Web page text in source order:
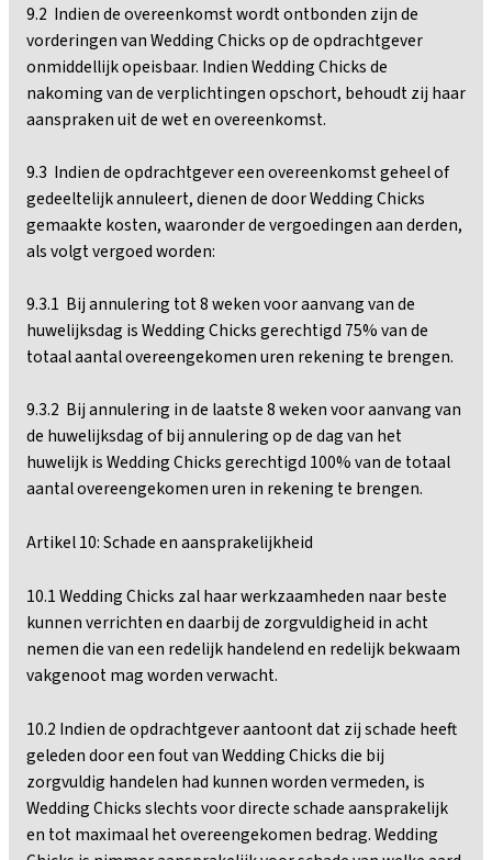
9.2 Indien de overeenkomst wordt ontbonden zijn de
vorderingen van Wedding Chicks op de opdrachtgever
onmiddellijk opeisbaar. Indien Wedding Chicks de
nakoming van de verplichtingen opschort, behoudt zij haar
aanspraken uit de wet en overeenkomst.
9.3 Indien de opdrachtgever een overeenkomst geheel of
gedeeltelijk annuleert, dienen de door Wedding Chicks
gemaakte kosten, waaronder de vergoedingen aan derden,
als volgt vergoed worden:
9.3.1 Bij annulering tot 8 weken voor aanvang van de
huwelijksdag is Wedding Chicks gerechtigd 75% van de
totaal aantal overeengekomen uren rekening te brengen.
9.3.2 Bij annulering in de laatste 8 weken voor aanvang van
de huwelijksdag of bij annulering op de dag van het
huwelijk is Wedding Chicks gerechtigd 100% van de totaal
aantal overeengekomen uren in rekening te brengen.
Artikel 10: Schade en aansprakelijkheid
10.1 Wedding Chicks zal haar werkzaamheden naar beste
kunnen verrichten en daarbij de zorgvuldigheid in acht
nemen die van een redelijk handelend en redelijk bekwaam
vakgenoot mag worden verwacht.
10.2 Indien de opdrachtgever aantoont dat zij schade heeft
geleden door een fout van Wedding Chicks die bij
zorgvuldig handelen had kunnen worden vermeden, is
Wedding Chicks slechts voor directe schade aansprakelijk
en tot maximaal het overeengekomen bedrag. Wedding